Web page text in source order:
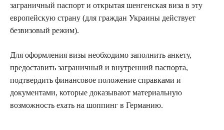
заграничный паспорт и открытая шенгенская виза в эту
европейскую страну (для граждан Украины действует
безвизовый режим).
Для оформления визы необходимо заполнить анкету,
предоставить заграничный и внутренний паспорта,
подтвердить финансовое положение справками и
документами, которые доказывают материальную
возможность ехать на шоппинг в Германию.